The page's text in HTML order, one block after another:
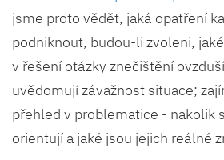
jsme proto vědět, jaká opatření
podniknout, budou-li zvoleni,
v řešení otázky znečištění
uvědomují závažnost situace;
přehled v problematice - nakolik
orientují a jaké jsou jejich reálné